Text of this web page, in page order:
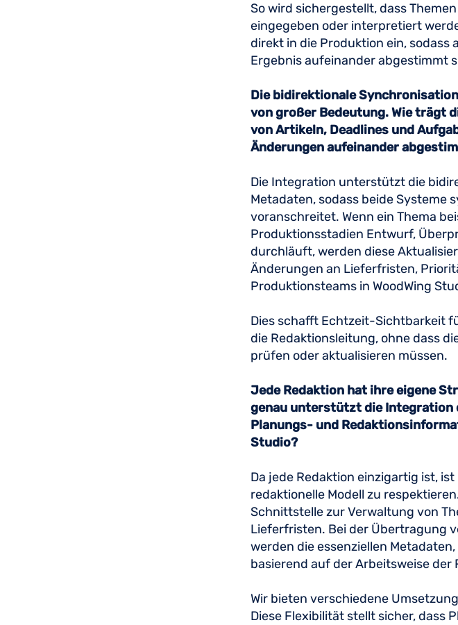
So wird sichergestellt, dass
eingegeben oder interpretiert
direkt in die Produktion ein, sodass
Ergebnis aufeinander abgestimmt
Die bidirektionale
von großer Bedeutung. Wie trägt
von Artikeln, Deadlines und
Änderungen aufeinander
Die Integration unterstützt die
Metadaten, sodass beide Systeme
voranschreitet. Wenn ein Thema
Produktionsstadien Entwurf,
durchläuft, werden diese
Änderungen an Lieferfristen,
Produktionsteams in WoodWing
Dies schafft Echtzeit-Sichtbarkeit
die Redaktionsleitung, ohne dass
prüfen oder aktualisieren müssen.
Jede Redaktion hat ihre eigene
genau unterstützt die
Planungs- und
Studio?
Da jede Redaktion einzigartig ist,
redaktionelle Modell zu
Schnittstelle zur Verwaltung von
Lieferfristen. Bei der Übertragung
werden die essenziellen
basierend auf der Arbeitsweise der
Wir bieten verschiedene
Diese Flexibilität stellt sicher, dass